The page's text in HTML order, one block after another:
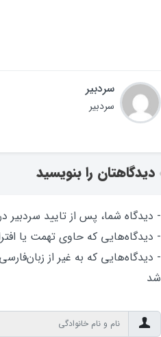
سردبیر
سردبیر
دیدگاهتان را بنویسید
- دیدگاه شما، پس از تایید سردبیر
- دیدگاه‌هایی که حاوی تهمت یا
- دیدگاه‌هایی که به غیر از
شد